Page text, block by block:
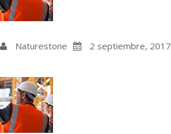
Naturestone 2 septiembre, 2017